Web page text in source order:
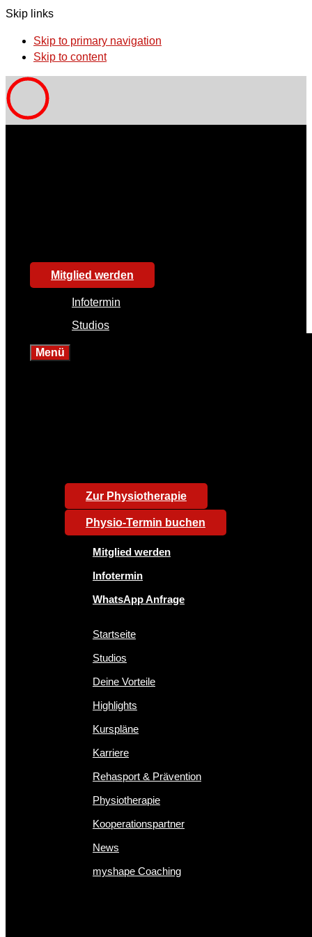
Skip links
Skip to primary navigation
Skip to content
Mitglied werden
Infotermin
Studios
Menü
Zur Physiotherapie
Physio-Termin buchen
Mitglied werden
Infotermin
WhatsApp Anfrage
Startseite
Studios
Deine Vorteile
Highlights
Kurspläne
Karriere
Rehasport & Prävention
Physiotherapie
Kooperationspartner
News
myshape Coaching